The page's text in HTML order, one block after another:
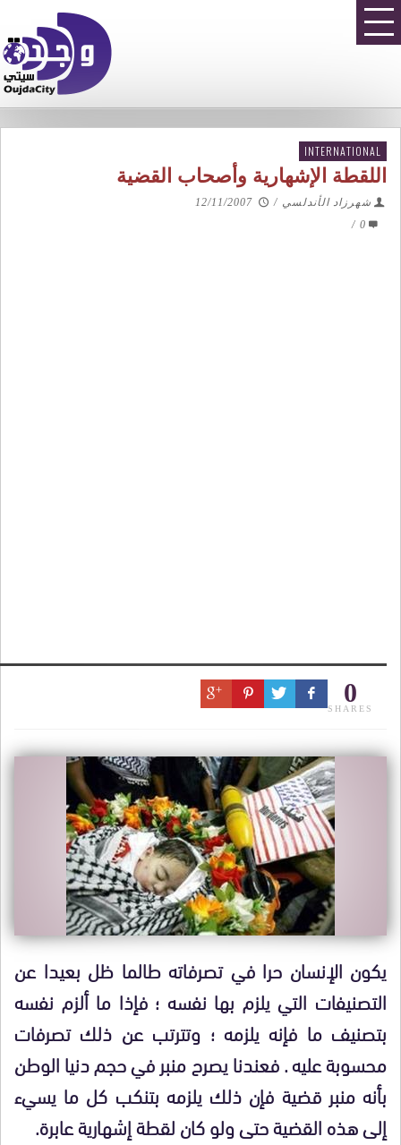
INTERNATIONAL
اللقطة الإشهارية وأصحاب القضية
شهرزاد الأندلسي /
12/11/2007
0
/
0
SHARES
يكون الإنسان حرا في تصرفاته طالما ظل بعيدا عن
التصنيفات التي يلزم بها نفسه ؛ فإذا ما ألزم نفسه
بتصنيف ما فإنه يلزمه ؛ وتترتب عن ذلك تصرفات
محسوبة عليه . فعندنا يصرح منبر في حجم دنيا الوطن
بأنه منبر قضية فإن ذلك يلزمه بتنكب كل ما يسيء
إلى هذه القضية حتى ولو كان لقطة إشهارية عابرة.